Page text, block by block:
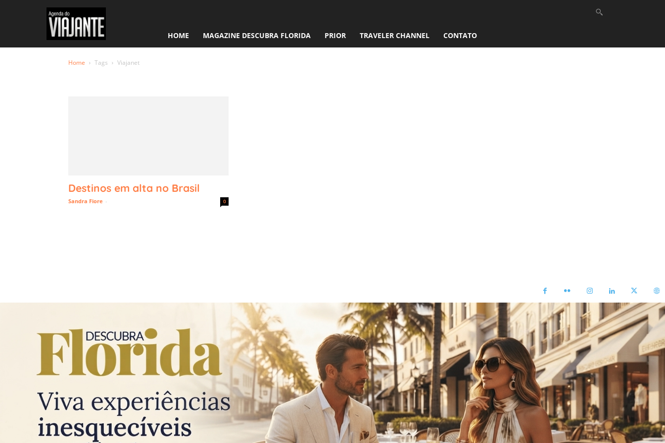
HOME MAGAZINE DESCUBRA FLORIDA PRIOR TRAVELER CHANNEL CONTATO
Home Tags Viajanet
Tag: Viajanet
Destinos em alta no Brasil
Sandra Fiore - 0